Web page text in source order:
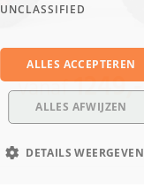
vanaf1249,-
UNCLASSIFIED
ALLES ACCEPTEREN
ALLES AFWIJZEN
DETAILS WEERGEVEN